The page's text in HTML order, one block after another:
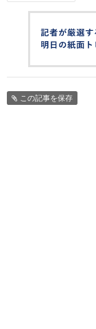
この記事を保存